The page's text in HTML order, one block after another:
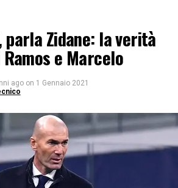
parla Zidane: la verità
e Marcelo
ago on 1 Gennaio 2021